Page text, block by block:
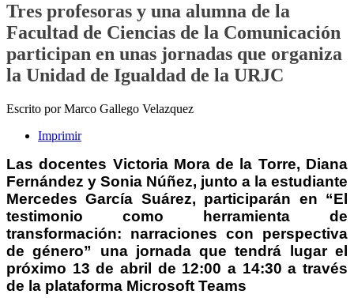
Tres profesoras y una alumna de la
Facultad de Ciencias de la Comunicación
participan en unas jornadas que organiza
la Unidad de Igualdad de la URJC
Escrito por Marco Gallego Velazquez
Imprimir
Las docentes Victoria Mora de la Torre, Diana
Fernández y Sonia Núñez, junto a la estudiante
Mercedes García Suárez, participarán en “El
testimonio como herramienta de
transformación: narraciones con perspectiva
de género” una jornada que tendrá lugar el
próximo 13 de abril de 12:00 a 14:30 a través
de la plataforma Microsoft Teams